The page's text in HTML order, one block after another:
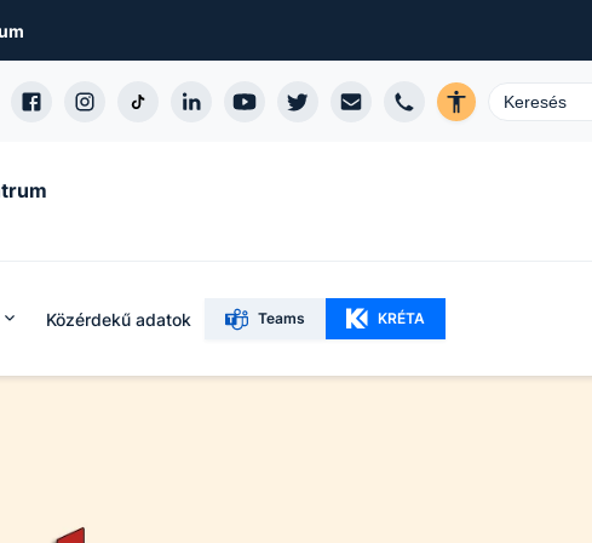
Közérdekű adatok Teams KRÉTA